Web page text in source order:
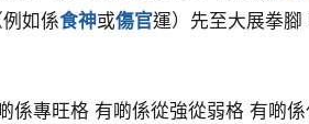
如係食神或傷官運）先至大展拳
係專旺格 有啲係從強從弱格 有啲